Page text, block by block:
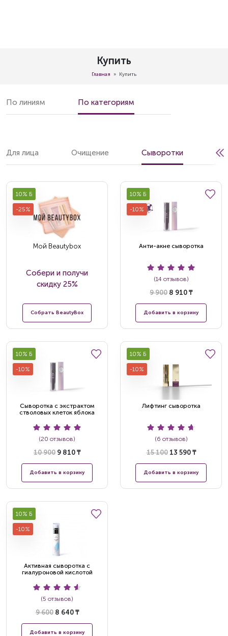
Купить
Главная Купить
По линиям По категориям
Для лица Очищение Сыворотки
10% Б
-25%
Мой Beautybox
Собери и получи
скидку 25%
Собрать BeautyBox
10% Б
-10%
Анти-акне сыворотка
(14 отзывов)
9 900 8 910 ₸
Добавить в корзину
10% Б
-10%
Сыворотка с экстрактом
стволовых клеток яблока
(20 отзывов)
10 900 9 810 ₸
Добавить в корзину
10% Б
-10%
Лифтинг сыворотка
(6 отзывов)
15 10013 590 ₸
Добавить в корзину
10% Б
-10%
Активная сыворотка с
гиалуроновой кислотой
(5 отзывов)
9 6008 640 ₸
Добавить в корзину